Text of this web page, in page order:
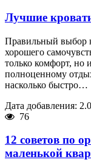
Лучшие
Правильный выбор
хорошего
только комфорт, но
полноценному
насколько быстро…
Дата добавления:
76
12 советов по
маленькой